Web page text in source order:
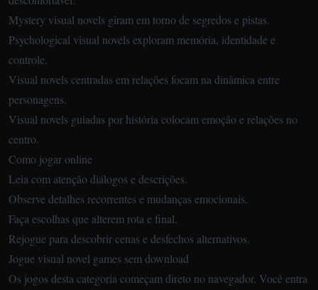
Mystery visual novels giram em torno de segredos e pistas.
Psychological visual novels exploram memória, identidade e
controle.
Visual novels centradas em relações focam na dinâmica entre
personagens.
Visual novels guiadas por história colocam emoção e relações no
centro.
Como jogar online
Leia com atenção diálogos e descrições.
Observe detalhes recorrentes e mudanças emocionais.
Faça escolhas que alterem rota e final.
Rejogue para descobrir cenas e desfechos alternativos.
Jogue visual novel games sem download
Os jogos desta categoria começam direto no navegador. Você entra